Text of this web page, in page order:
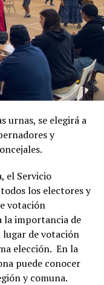
urnas, se elegirá a
y
el Servicio
los electores y
votación
la importancia de
de votación
elección. En la
puede conocer
y comuna.